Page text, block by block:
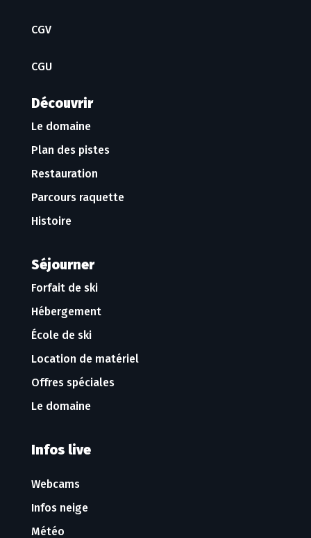
CGV
CGU
Découvrir
Le domaine
Plan des pistes
Restauration
Parcours raquette
Histoire
Séjourner
Forfait de ski
Hébergement
École de ski
Location de matériel
Offres spéciales
Le domaine
Infos live
Webcams
Infos neige
Météo